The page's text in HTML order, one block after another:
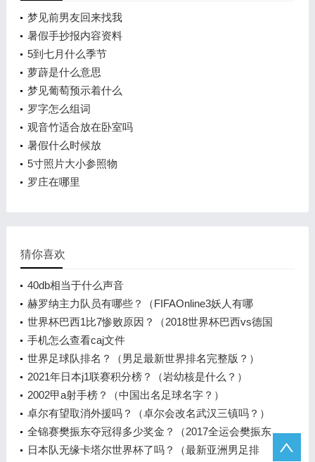
梦见前男友回来找我
暑假手抄报内容资料
5到七月什么季节
萝薜是什么意思
梦见葡萄预示着什么
罗字怎么组词
观音竹适合放在卧室吗
暑假什么时候放
5寸照片大小参照物
罗庄在哪里
猜你喜欢
40db相当于什么声音
赫罗纳主力队员有哪些？（FIFAOnline3妖人有哪
些？）
世界杯巴西1比7惨败原因？（2018世界杯巴西vs德国
主要原因？）
手机怎么查看caj文件
世界足球队排名？（男足最新世界排名完整版？）
2021年日本j1联赛积分榜？（岩幼核是什么？）
2002甲a射手榜？（中国出名足球名字？）
卓尔有望取消外援吗？（卓尔会改名武汉三镇吗？）
全锦赛樊振东夺冠得多少奖金？（2017全运会樊振东
夺冠没？）
日本队无缘卡塔尔世界杯了吗？（最新亚洲男足排